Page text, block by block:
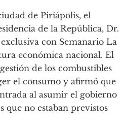
de Piriápolis, el
de la República, Dr.
con Semanario La
económica nacional. El
de los combustibles
el consumo y afirmó que
al asumir el gobierno
que no estaban previstos